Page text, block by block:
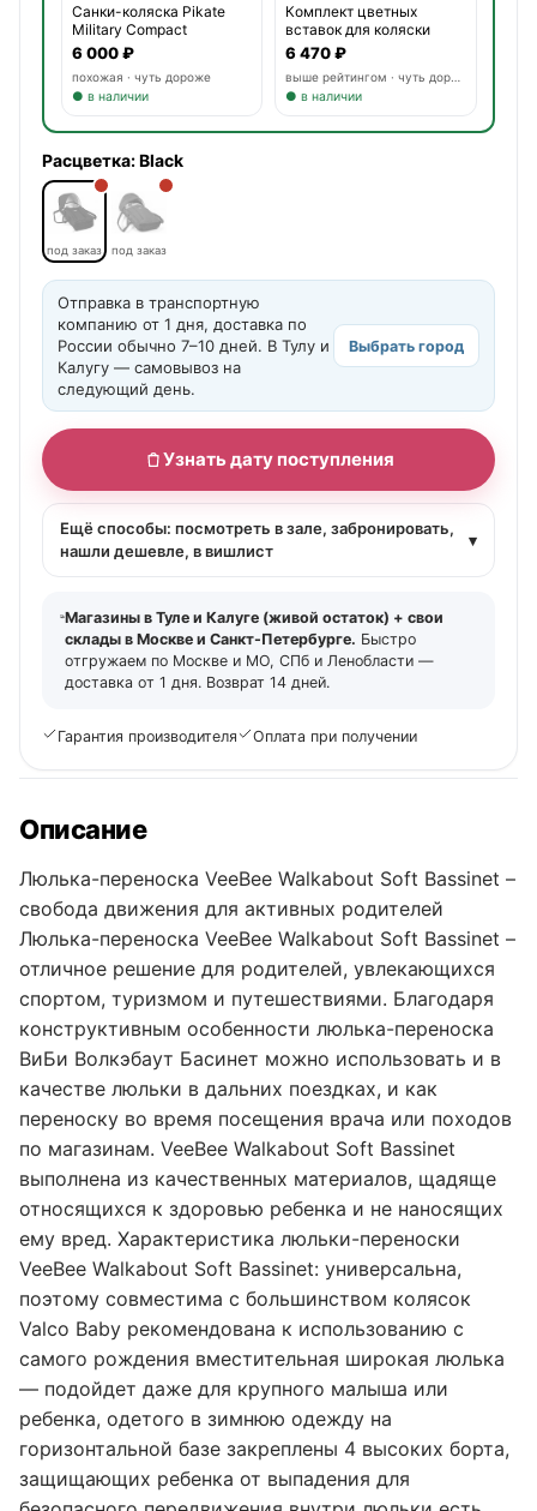
Санки-коляска Pikate
Military Compact
6 000 ₽
похожая · чуть дороже
● в наличии
Комплект цветных
вставок для коляски
Britax
6 470 ₽
● в наличии
Расцветка:Black
под заказ под заказ
Отправка в транспортную
компанию от 1 дня, доставка по
России обычно 7–10 дней. В Тулу и
Калугу — самовывоз на
следующий день.
Выбрать город
Узнать дату поступления
Ещё способы: посмотреть в зале, забронировать,
нашли дешевле, в вишлист
▾
Магазины в Туле и Калуге (живой остаток) + свои
склады в Москве и Санкт-Петербурге. Быстро
отгружаем по Москве и МО, СПб и Ленобласти —
доставка от 1 дня. Возврат 14 дней.
Гарантия производителя Оплата при получении
Описание
Люлька-переноска VeeBee Walkabout Soft Bassinet –
свобода движения для активных родителей
Люлька-переноска VeeBee Walkabout Soft Bassinet –
отличное решение для родителей, увлекающихся
спортом, туризмом и путешествиями. Благодаря
конструктивным особенности люлька-переноска
ВиБи Волкэбаут Басинет можно использовать и в
качестве люльки в дальних поездках, и как
переноску во время посещения врача или походов
по магазинам. VeeBee Walkabout Soft Bassinet
выполнена из качественных материалов, щадяще
относящихся к здоровью ребенка и не наносящих
ему вред. Характеристика люльки-переноски
VeeBee Walkabout Soft Bassinet: универсальна,
поэтому совместима с большинством колясок
Valco Baby рекомендована к использованию с
самого рождения вместительная широкая люлька
— подойдет даже для крупного малыша или
ребенка, одетого в зимнюю одежду на
горизонтальной базе закреплены 4 высоких борта,
защищающих ребенка от выпадения для